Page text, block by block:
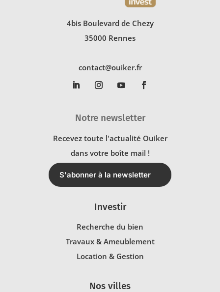
4bis Boulevard de Chezy
35000 Rennes
contact@ouiker.fr
Notre newsletter
Recevez toute l'actualité Ouiker
dans votre boîte mail !
S'abonner à la newsletter
Investir
Recherche du bien
Travaux & Ameublement
Location & Gestion
Nos villes